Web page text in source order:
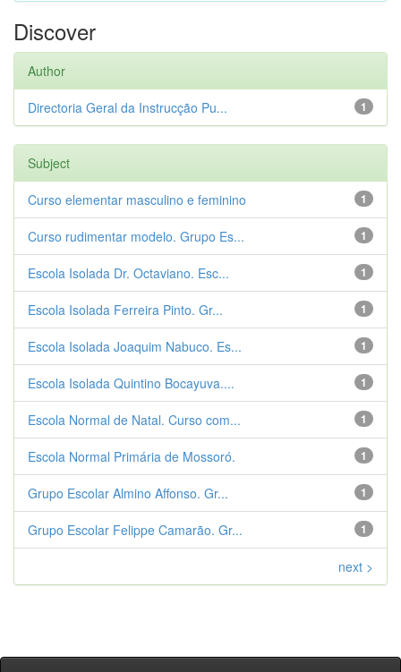
Discover
Author
1
Directoria Geral da Instrucção Pu...
Subject
1
Curso elementar masculino e feminino
1
Curso rudimentar modelo. Grupo Es...
1
Escola Isolada Dr. Octaviano. Esc...
1
Escola Isolada Ferreira Pinto. Gr...
1
Escola Isolada Joaquim Nabuco. Es...
1
Escola Isolada Quintino Bocayuva....
1
Escola Normal de Natal. Curso com...
1
Escola Normal Primária de Mossoró.
1
Grupo Escolar Almino Affonso. Gr...
1
Grupo Escolar Felippe Camarão. Gr...
next >